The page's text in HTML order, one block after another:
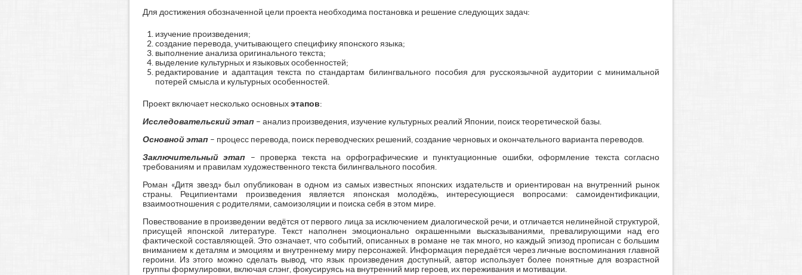
Для достижения обозначенной цели проекта необходима постановка и решение следующих задач:
изучение произведения;
создание перевода, учитывающего специфику японского языка;
выполнение анализа оригинального текста;
выделение культурных и языковых особенностей;
редактирование и адаптация текста по стандартам билингвального пособия для русскоязычной аудитории с минимальной
потерей смысла и культурных особенностей.
Проект включает несколько основныхэтапов:
Исследовательский этап– анализ произведения, изучение культурных реалий Японии, поиск теоретической базы.
Основной этап– процесс перевода, поиск переводческих решений, создание черновых и окончательного варианта переводов.
Заключительный этап – проверка текста на орфографические и пунктуационные ошибки, оформление текста согласно
требованиям и правилам художественного текста билингвального пособия.
Роман «Дитя звезд» был опубликован в одном из самых известных японских издательств и ориентирован на внутренний рынок
страны. Реципиентами произведения является японская молодёжь, интересующиеся вопросами: самоидентификации,
взаимоотношения с родителями, самоизоляции и поиска себя в этом мире.
Повествование в произведении ведётся от первого лица за исключением диалогической речи, и отличается нелинейной структурой,
присущей японской литературе. Текст наполнен эмоционально окрашенными высказываниями, превалирующими над его
фактической составляющей. Это означает, что событий, описанных в романе не так много, но каждый эпизод прописан с большим
вниманием к деталям и эмоциям и внутреннему миру персонажей. Информация передаётся через личные воспоминания главной
героини. Из этого можно сделать вывод, что язык произведения доступный, автор использует более понятные для возрастной
группы формулировки, включая слэнг, фокусируясь на внутренний мир героев, их переживания и мотивации.